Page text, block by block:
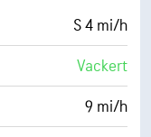
99 %
6 eng. mil
9700 fot
S 4 mi/h
Vackert
9 mi/h